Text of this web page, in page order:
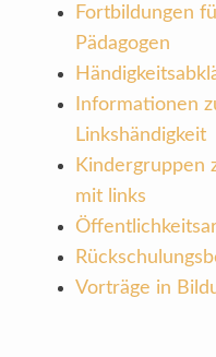
Fortbildungen
Pädagogen
Informationen
Linkshändigkeit
Kindergruppen
mit links
Vorträge in